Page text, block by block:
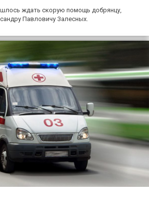
ждать скорую помощь добрянцу,
Павловичу Залесных.